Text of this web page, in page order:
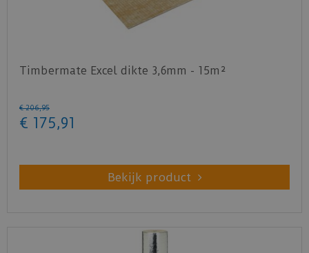
Timbermate Excel dikte 3,6mm - 15m²
€ 206,95
€ 175,91
Bekijk product